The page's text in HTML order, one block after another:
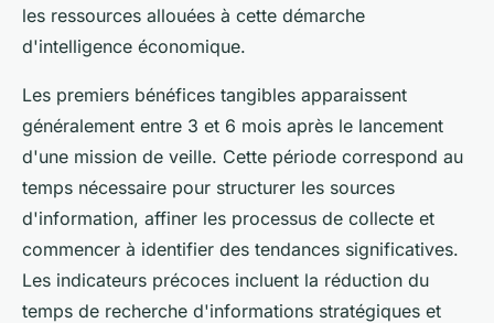
les ressources allouées à cette démarche
d'intelligence économique.
Les premiers bénéfices tangibles apparaissent
généralement entre 3 et 6 mois après le lancement
d'une mission de veille. Cette période correspond au
temps nécessaire pour structurer les sources
d'information, affiner les processus de collecte et
commencer à identifier des tendances significatives.
Les indicateurs précoces incluent la réduction du
temps de recherche d'informations stratégiques et